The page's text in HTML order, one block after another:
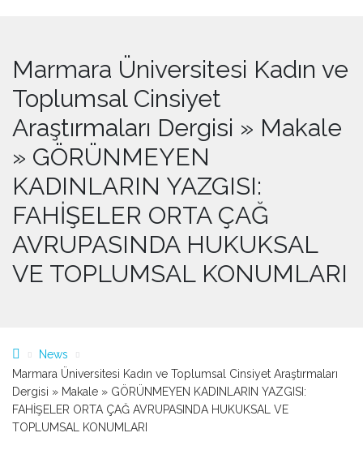
Marmara Üniversitesi Kadın ve
Toplumsal Cinsiyet
Araştırmaları Dergisi » Makale
» GÖRÜNMEYEN
KADINLARIN YAZGISI:
FAHİŞELER ORTA ÇAĞ
AVRUPASINDA HUKUKSAL
VE TOPLUMSAL KONUMLARI
News
Marmara Üniversitesi Kadın ve Toplumsal Cinsiyet Araştırmaları
Dergisi » Makale » GÖRÜNMEYEN KADINLARIN YAZGISI:
FAHİŞELER ORTA ÇAĞ AVRUPASINDA HUKUKSAL VE
TOPLUMSAL KONUMLARI